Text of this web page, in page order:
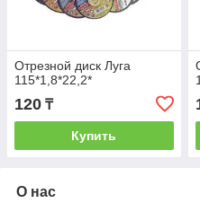
Отрезной диск Луга
115*1,8*22,2*
120 ₸
Купить
О нас